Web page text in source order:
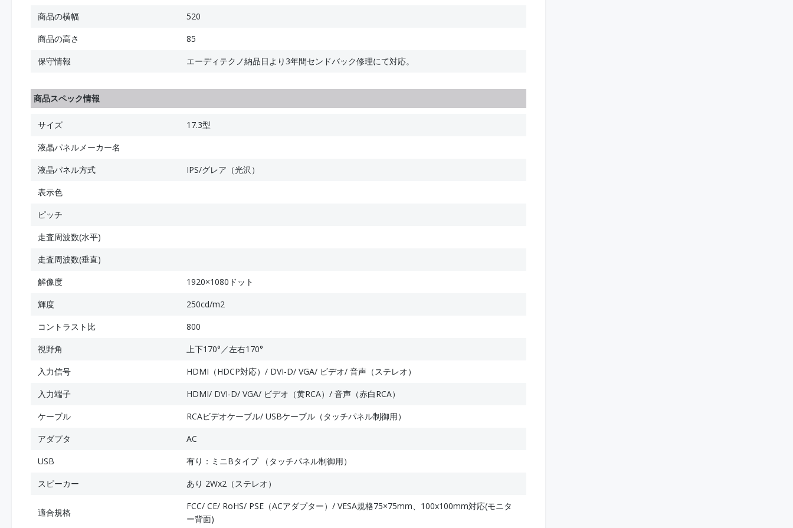
商品の横幅
520
商品の高さ
85
保守情報
エーディテクノ納品日より3年間センドバック修理にて対応。
商品スペック情報
サイズ
17.3型
液晶パネルメーカー名
液晶パネル方式
IPS/グレア（光沢）
表示色
ピッチ
走査周波数(水平)
走査周波数(垂直)
解像度
1920×1080ドット
輝度
250cd/m2
コントラスト比
800
視野角
上下170°／左右170°
入力信号
HDMI（HDCP対応）/ DVI-D/ VGA/ ビデオ/ 音声（ステレオ）
入力端子
HDMI/ DVI-D/ VGA/ ビデオ（黄RCA）/ 音声（赤白RCA）
ケーブル
RCAビデオケーブル/ USBケーブル（タッチパネル制御用）
アダプタ
AC
USB
有り：ミニBタイプ （タッチパネル制御用）
スピーカー
あり 2Wx2（ステレオ）
適合規格
FCC/ CE/ RoHS/ PSE（ACアダプター）/ VESA規格75×75mm、100x100mm対応(モニタ
ー背面)